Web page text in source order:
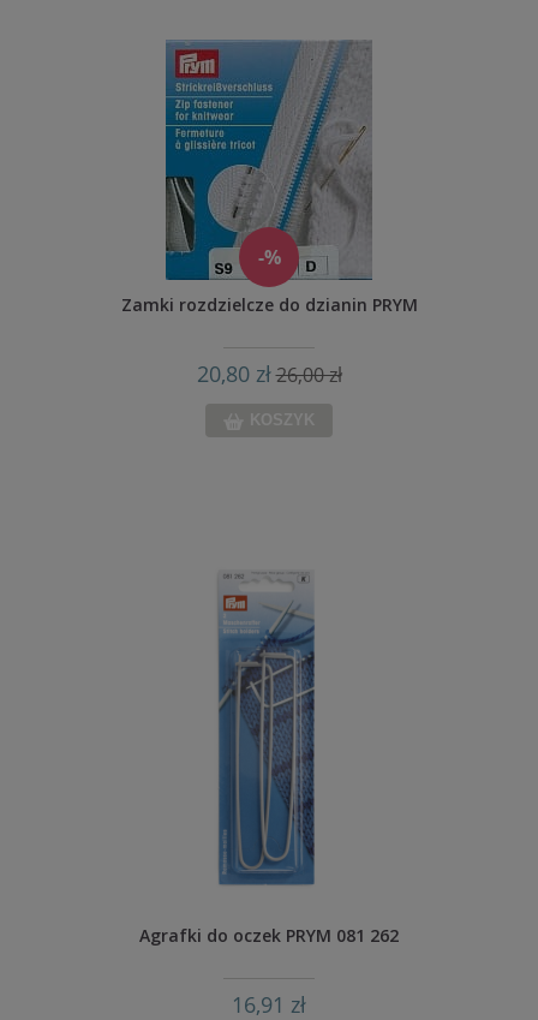
-%
Zamki rozdzielcze do dzianin PRYM
20,80 zł26,00 zł
KOSZYK
Agrafki do oczek PRYM 081 262
16,91 zł